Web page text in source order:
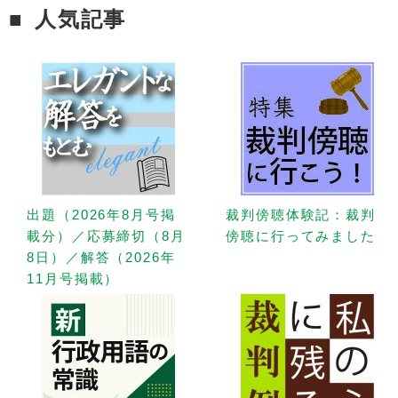
人気記事
出題（2026年8月号掲
載分）／応募締切（8月
8日）／解答（2026年
11月号掲載）
裁判傍聴体験記：裁判
傍聴に行ってみました